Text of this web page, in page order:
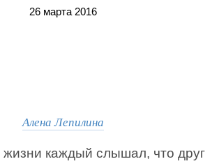
26 марта 2016
Алена Лепилина
жизни каждый слышал, что друг